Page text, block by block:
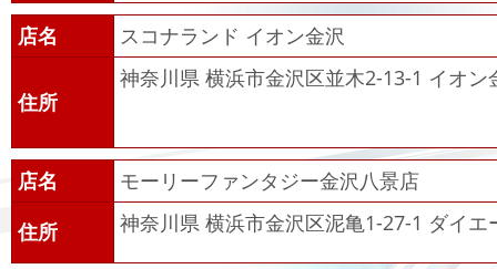
店名 スコナランド イオン金沢
住所
神奈川県 横浜市金沢区並木2-13-1 イオン
店名
モーリーファンタジー金沢八景店
住所
神奈川県 横浜市金沢区泥亀1-27-1 ダイエ